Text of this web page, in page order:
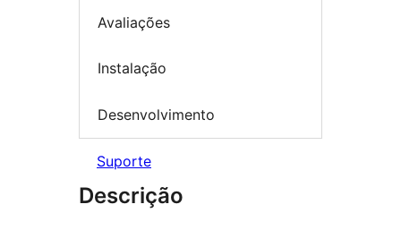
Avaliações
Instalação
Desenvolvimento
Suporte
Descrição